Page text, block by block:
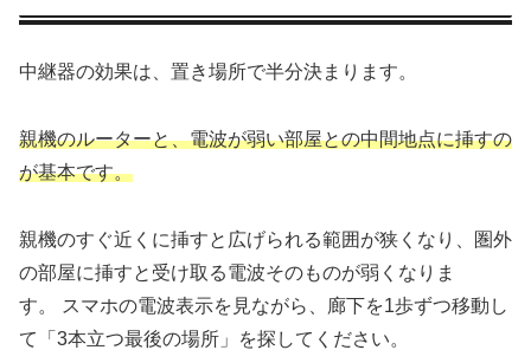
中継器の効果は、置き場所で半分決まります。
親機のルーターと、電波が弱い部屋との中間地点に挿すの
が基本です。
親機のすぐ近くに挿すと広げられる範囲が狭くなり、圏外
の部屋に挿すと受け取る電波そのものが弱くなりま
す。 スマホの電波表示を見ながら、廊下を1歩ずつ移動し
て「3本立つ最後の場所」を探してください。